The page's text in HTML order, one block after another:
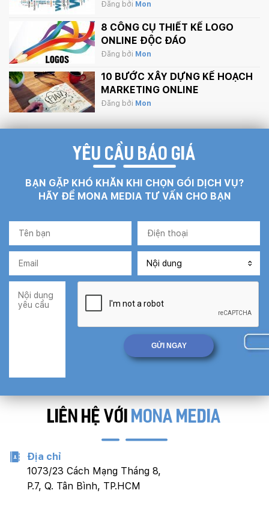
Đăng bởi Mon
8 CÔNG CỤ THIẾT KẾ LOGO
ONLINE ĐỘC ĐÁO
Đăng bởi Mon
10 BƯỚC XÂY DỰNG KẾ HOẠCH
MARKETING ONLINE
Đăng bởi Mon
YÊU CẦU BÁO GIÁ
BẠN GẶP KHÓ KHĂN KHI CHỌN GÓI DỊCH VỤ?
HÃY ĐỂ MONA MEDIA TƯ VẤN CHO BẠN
LIÊN HỆ VỚI MONA MEDIA
Địa chỉ
1073/23 Cách Mạng Tháng 8,
P.7, Q. Tân Bình, TP.HCM